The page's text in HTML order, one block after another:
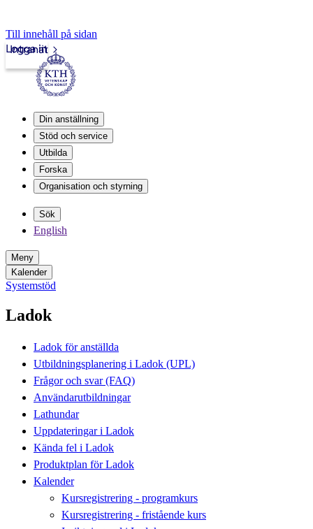
Till innehåll på sidan
Intranät
Logga in
Din anställning
Stöd och service
Utbilda
Forska
Organisation och styrning
Sök
English
Meny
Kalender
Systemstöd
Ladok
Ladok för anställda
Utbildningsplanering i Ladok (UPL)
Frågor och svar (FAQ)
Användarutbildningar
Lathundar
Uppdateringar i Ladok
Kända fel i Ladok
Produktplan för Ladok
Kalender
Kursregistrering - programkurs
Kursregistrering - fristående kurs